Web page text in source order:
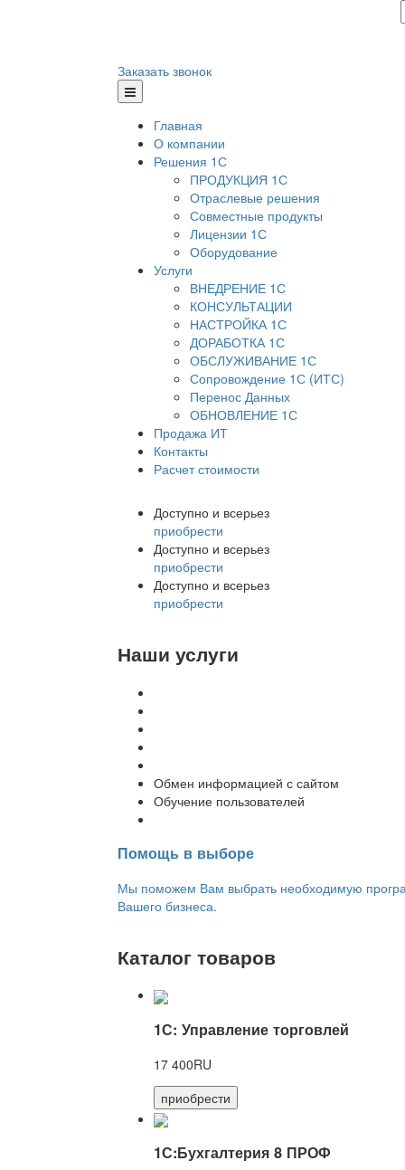
Заказать звонок
Главная
О компании
Решения 1С
ПРОДУКЦИЯ 1С
Отраслевые решения
Совместные продукты
Лицензии 1С
Оборудование
Услуги
ВНЕДРЕНИЕ 1С
КОНСУЛЬТАЦИИ
НАСТРОЙКА 1С
ДОРАБОТКА 1С
ОБСЛУЖИВАНИЕ 1С
Сопровождение 1С (ИТС)
Перенос Данных
ОБНОВЛЕНИЕ 1С
Продажа ИТ
Контакты
Расчет стоимости
Доступно и всерьез
приобрести
Доступно и всерьез
приобрести
Доступно и всерьез
приобрести
Наши услуги
Обмен информацией с сайтом
Обучение пользователей
Помощь в выборе
Мы поможем Вам выбрать необходимую
Вашего бизнеса.
Каталог товаров
1С: Управление торговлей
17 400RU
приобрести
1С:Бухгалтерия 8 ПРОФ